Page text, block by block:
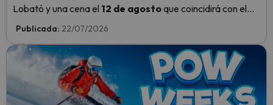
Lobató y una cena el 12 de agostoque coincidirá con el
máximo de las Perseidas y con el eclipse de Sol.
Publicada: 22/07/2026